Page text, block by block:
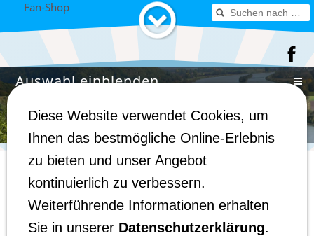
Auswahl einblenden
Fan-Shop
muggelclan
Fan-Shop
Diese Website verwendet Cookies, um
Ihnen das bestmögliche Online-Erlebnis
zu bieten und unser Angebot
kontinuierlich zu verbessern.
Weiterführende Informationen erhalten
Sie in unserer Datenschutzerklärung.